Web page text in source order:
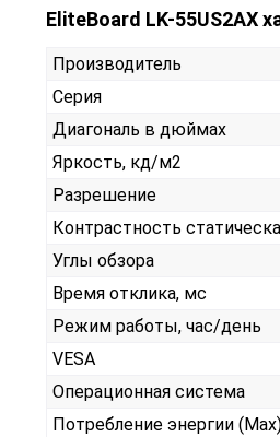
EliteBoard LK-55US2AX
Производитель
Серия
Диагональ в дюймах
Яркость, кд/м2
Разрешение
Контрастность
Углы обзора
Время отклика, мс
Режим работы, час/день
VESA
Операционная система
Потребление энергии